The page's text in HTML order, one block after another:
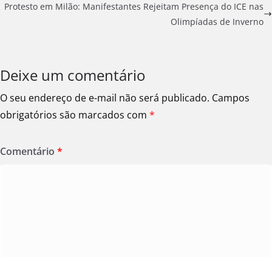
Protesto em Milão: Manifestantes Rejeitam Presença do ICE nas
Olimpíadas de Inverno
Deixe um comentário
O seu endereço de e-mail não será publicado. Campos
obrigatórios são marcados com *
Comentário *